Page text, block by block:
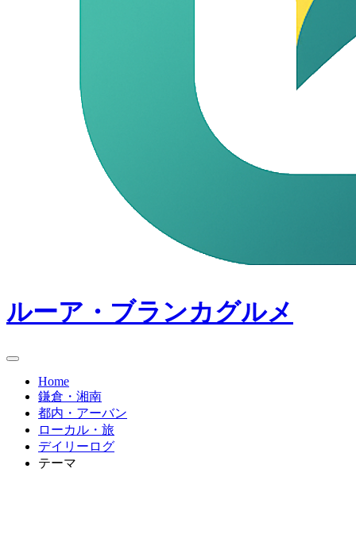
ルーア・ブランカグルメ
Home
鎌倉・湘南
都内・アーバン
ローカル・旅
デイリーログ
テーマ